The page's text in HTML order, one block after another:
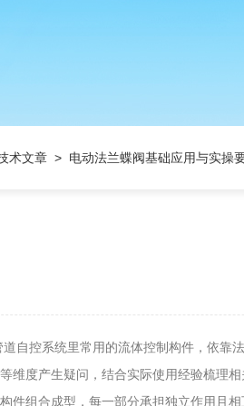
术文章 > 电动法兰蝶阀基础应用与实操
控系统里常用的流体控制构件，依靠法
维度产生疑问，结合实际使用经验梳理
组合成型，每一部分承担独立作用且相